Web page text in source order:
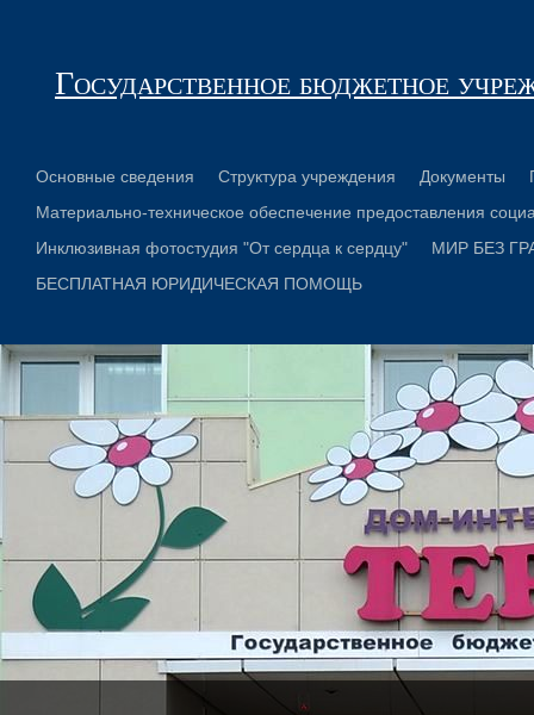
Государственное бюджетное
Основные сведения Структура учреждения Документы
Материально-техническое обеспечение предоставления
Инклюзивная фотостудия "От сердца к сердцу"
МИР БЕЗ
БЕСПЛАТНАЯ ЮРИДИЧЕСКАЯ ПОМОЩЬ